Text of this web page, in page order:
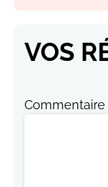
VOS
Commentaire